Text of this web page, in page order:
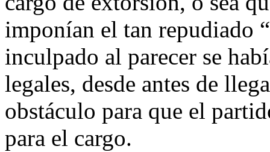
imponían el tan repudiado
inculpado al parecer se
legales, desde antes de
obstáculo para que el
para el cargo.